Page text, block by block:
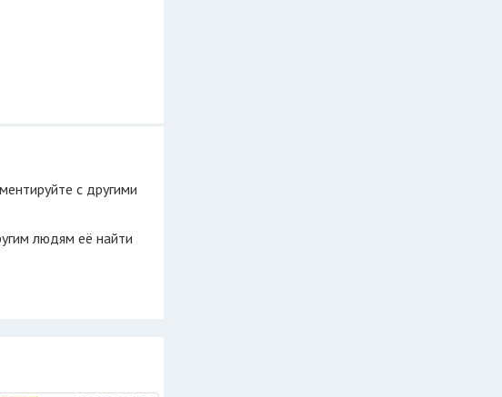
с другими
людям её найти